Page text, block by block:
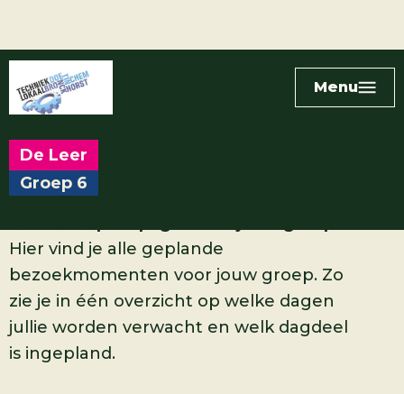
Menu
De Leer
Groep 6
Hier vind je alle geplande
bezoekmomenten voor jouw groep. Zo
zie je in één overzicht op welke dagen
jullie worden verwacht en welk dagdeel
is ingepland.